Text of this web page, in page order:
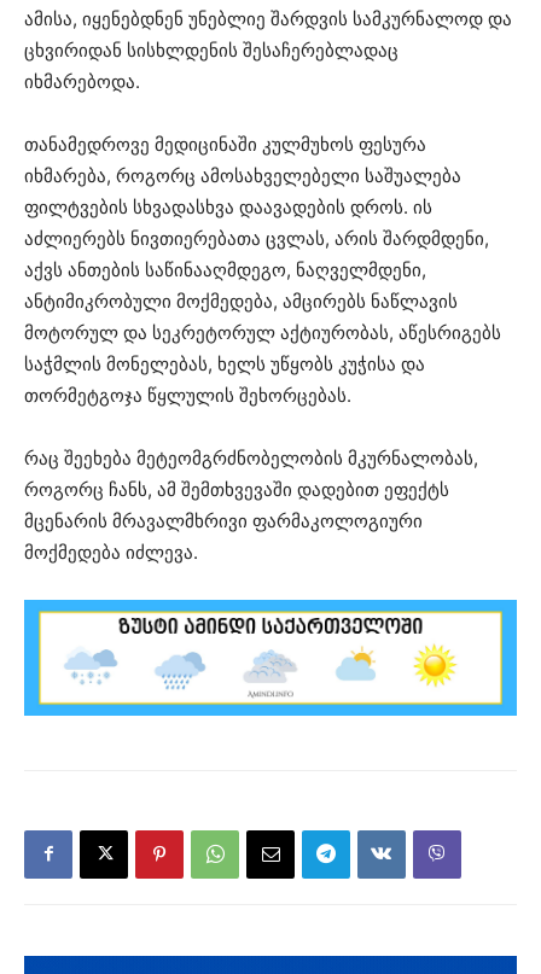
ამისა, იყენებდნენ უნებლიე შარდვის სამკურნალოდ და
ცხვირიდან სისხლდენის შესაჩერებლადაც
იხმარებოდა.
თანამედროვე მედიცინაში კულმუხოს ფესურა
იხმარება, როგორც ამოსახველებელი საშუალება
ფილტვების სხვადასხვა დაავადების დროს. ის
აძლიერებს ნივთიერებათა ცვლას, არის შარდმდენი,
აქვს ანთების საწინააღმდეგო, ნაღველმდენი,
ანტიმიკრობული მოქმედება, ამცირებს ნაწლავის
მოტორულ და სეკრეტორულ აქტიურობას, აწესრიგებს
საჭმლის მონელებას, ხელს უწყობს კუჭისა და
თორმეტგოჯა წყლულის შეხორცებას.
რაც შეეხება მეტეომგრძნობელობის მკურნალობას,
როგორც ჩანს, ამ შემთხვევაში დადებით ეფექტს
მცენარის მრავალმხრივი ფარმაკოლოგიური
მოქმედება იძლევა.